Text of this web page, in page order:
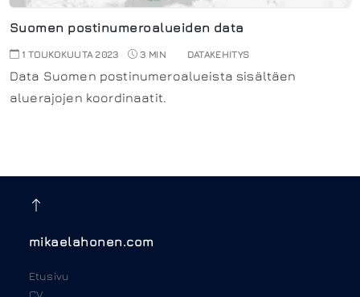
Suomen postinumeroalueiden data
1 TOUKOKUUTA 2023 3 MIN DATAKEHITYS
Data Suomen postinumeroalueista sisältäen
aluerajojen koordinaatit.
mikaelahonen.com
Etusivu